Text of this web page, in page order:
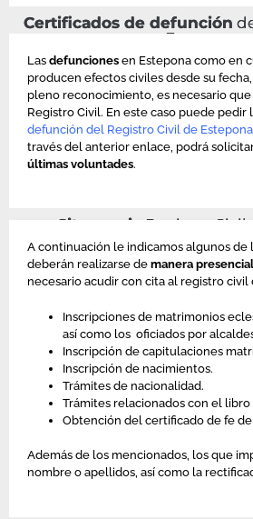
Certificados de defunción
Estepona.
Las defunciones en Estepona como en
producen efectos civiles desde su
pleno reconocimiento, es necesario que
Registro Civil. En este caso puede pedir
defunción del Registro Civil de Estepona
través del anterior enlace, podrá
últimas voluntades.
Cita previa Registro Civil
A continuación le indicamos algunos de
deberán realizarse de manera
necesario acudir con cita al registro civil
Inscripciones de matrimonios
así como los oficiados por
Inscripción de capitulaciones
Inscripción de nacimientos.
Trámites de nacionalidad.
Trámites relacionados con el libro
Obtención del certificado de fe
Además de los mencionados, los que
nombre o apellidos, así como la